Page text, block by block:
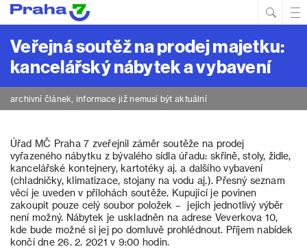
Veřejná soutěž na prodej majetku:
kancelářský nábytek a vybavení
archivní článek, informace již nemusí být aktuální
Úřad MČ Praha 7 zveřejnil záměr soutěže na prodej
vyřazeného nábytku z bývalého sídla úřadu: skříně, stoly, židle,
kancelářské kontejnery, kartotéky aj. a dalšího vybavení
(chladničky, klimatizace, stojany na vodu aj.). Přesný seznam
věcí je uveden v přílohách soutěže. Kupující je povinen
zakoupit pouze celý soubor položek – jejich jednotlivý výběr
není možný. Nábytek je uskladněn na adrese Veverkova 10,
kde bude možné si jej po domluvě prohlédnout. Příjem nabídek
končí dne 26. 2. 2021 v 9:00 hodin.